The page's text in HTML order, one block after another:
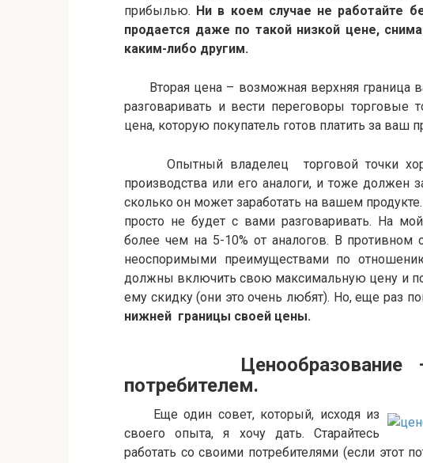
прибылью. Ни в коем случае не работайте
продается даже по такой низкой цене,
каким-либо другим.
Вторая цена – возможная верхняя граница
разговаривать и вести переговоры торговые
цена, которую покупатель готов платить за ваш
Опытный владелец торговой точки
производства или его аналоги, и тоже должен
сколько он может заработать на вашем
просто не будет с вами разговаривать. На
более чем на 5-10% от аналогов. В противном
неоспоримыми преимуществами по
должны включить свою максимальную цену и
ему скидку (они это очень любят). Но, еще раз
нижней границы своей цены.
Ценообразование —
потребителем.
Еще один совет, который, исходя из
своего опыта, я хочу дать. Старайтесь
работать со своими потребителями (если этот